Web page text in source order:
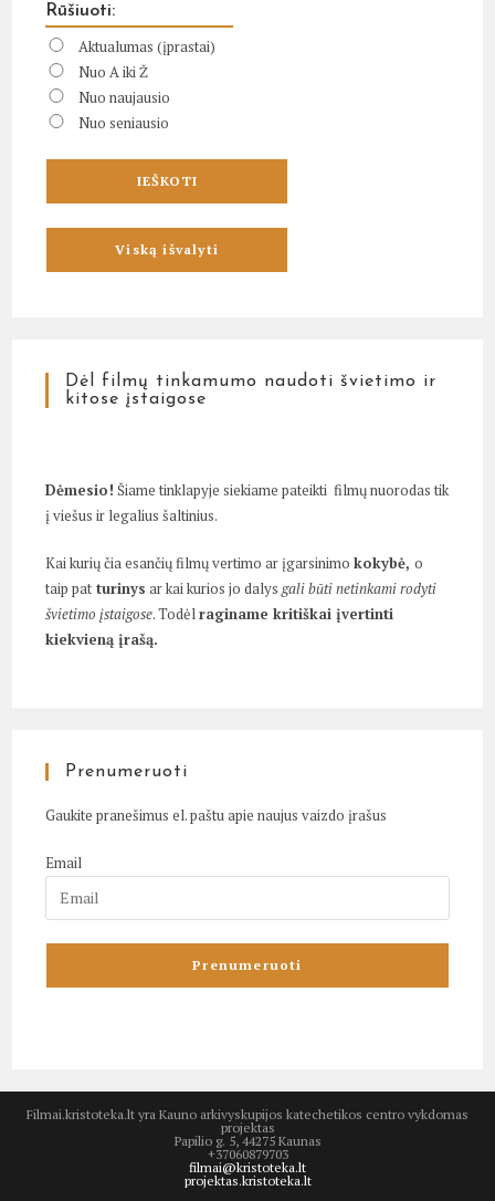
Rūšiuoti:
Aktualumas (įprastai)
Nuo A iki Ž
Nuo naujausio
Nuo seniausio
Dėl filmų tinkamumo naudoti švietimo ir
kitose įstaigose
Dėmesio! Šiame tinklapyje siekiame pateikti filmų nuorodas tik
į viešus ir legalius šaltinius.
Kai kurių čia esančių filmų vertimo ar įgarsinimokokybė,o
taip pat turinys ar kai kurios jo dalys gali būti netinkami rodyti
švietimo įstaigose. Todėlraginame kritiškai įvertinti
kiekvieną įrašą.
Prenumeruoti
Gaukite pranešimus el. paštu apie naujus vaizdo įrašus
Email
Filmai.kristoteka.lt yra Kauno arkivyskupijos katechetikos centro vykdomas
projektas
Papilio g. 5, 44275 Kaunas
+37060879703
filmai@kristoteka.lt
projektas.kristoteka.lt